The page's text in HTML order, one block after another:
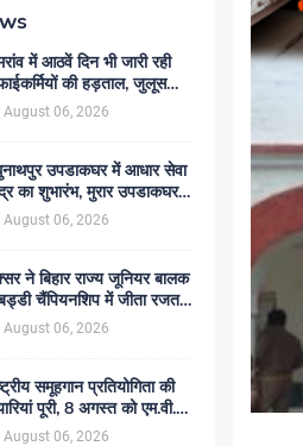
में आठवें दिन भी जारी रही
की हड़ताल, जुलूस
सरकार के खिलाफ किया
August 06, 2026
उपडाकघर में आधार सेवा
का शुभारंभ, मुरार उपडाकघर
भवन में हुआ स्थानांतरित
August 06, 2026
ने बिहार राज्य जूनियर बालक
चैंपियनशिप में जीता रजत
रोमांचक फाइनल में सारण से
45 से हारा
August 06, 2026
समूहगान प्रतियोगिता की
पूरी, 8 अगस्त को एम.वी.
में गूंजेंगे देशभक्ति के स्वर
August 06, 2026